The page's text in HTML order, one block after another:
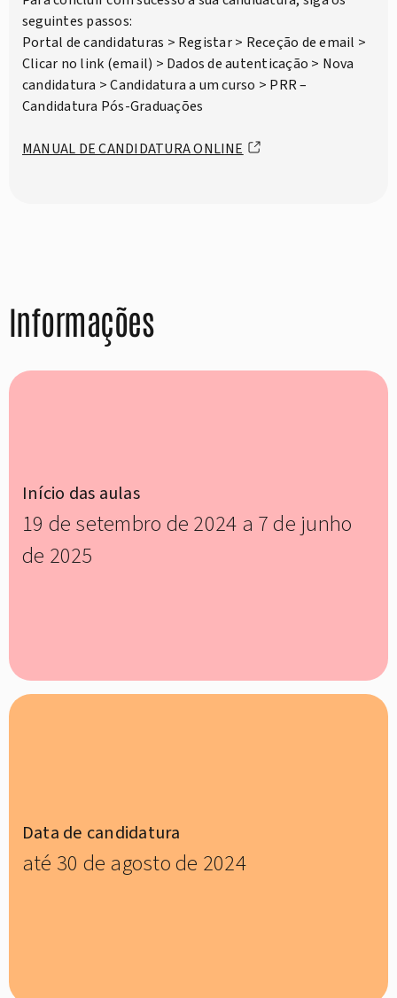
seguintes passos:
Portal de candidaturas > Registar > Receção de email >
Clicar no link (email) > Dados de autenticação > Nova
candidatura > Candidatura a um curso > PRR –
Candidatura Pós-Graduações
MANUAL DE CANDIDATURA ONLINE
Informações
Início das aulas
19 de setembro de 2024 a 7 de junho
de 2025
Data de candidatura
até 30 de agosto de 2024